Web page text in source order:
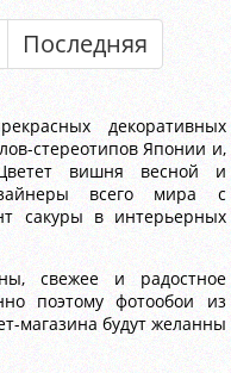
Последняя
декоративных
стереотипов Японии и,
вишня весной и
всего мира с
сакуры в интерьерных
свежее и радостное
поэтому фотообои из
магазина будут желанны